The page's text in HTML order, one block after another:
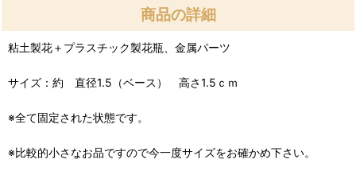
商品の詳細
粘土製花＋プラスチック製花瓶、金属パーツ
サイズ：約 直径1.5（ベース） 高さ1.5ｃｍ
※全て固定された状態です。
※比較的小さなお品ですので今一度サイズをお確かめ下さい。